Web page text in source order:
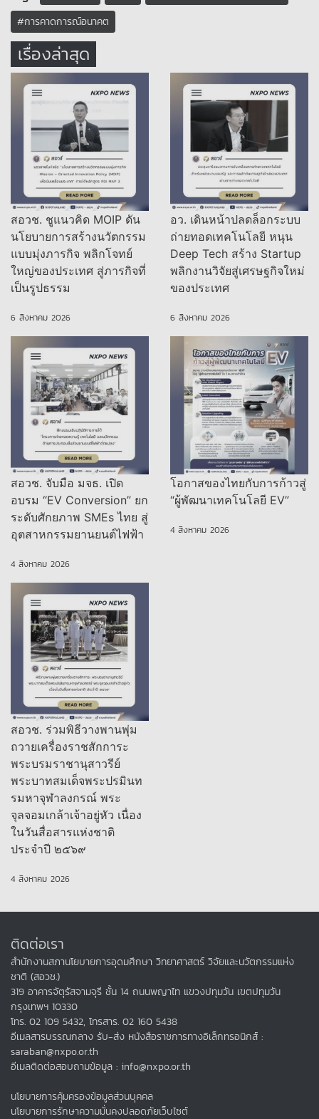
#การคาดการณ์อนาคต
เรื่องล่าสุด
สอวช. ชูแนวคิด MOIP ดัน
นโยบายการสร้างนวัตกรรม
แบบมุ่งภารกิจ พลิกโจทย์
ใหญ่ของประเทศ สู่ภารกิจที่
เป็นรูปธรรม
6 สิงหาคม 2026
อว. เดินหน้าปลดล็อกระบบ
ถ่ายทอดเทคโนโลยี หนุน
Deep Tech สร้าง Startup
พลิกงานวิจัยสู่เศรษฐกิจใหม่
ของประเทศ
6 สิงหาคม 2026
สอวช. จับมือ มจธ. เปิด
อบรม “EV Conversion” ยก
ระดับศักยภาพ SMEs ไทย สู่
อุตสาหกรรมยานยนต์ไฟฟ้า
4 สิงหาคม 2026
โอกาสของไทยกับการก้าวสู่
“ผู้พัฒนาเทคโนโลยี EV”
4 สิงหาคม 2026
สอวช. ร่วมพิธีวางพานพุ่ม
ถวายเครื่องราชสักการะ
พระบรมราชานุสาวรีย์
พระบาทสมเด็จพระปรมินท
รมหาจุฬาลงกรณ์ พระ
จุลจอมเกล้าเจ้าอยู่หัว เนื่อง
ในวันสื่อสารแห่งชาติ
ประจำปี ๒๕๖๙
4 สิงหาคม 2026
ติดต่อเรา
สำนักงานสภานโยบายการอุดมศึกษา วิทยาศาสตร์ วิจัยและนวัตกรรมแห่ง
ชาติ (สอวช.)
319 อาคารจัตุรัสจามจุรี ชั้น 14 ถนนพญาไท แขวงปทุมวัน เขตปทุมวัน
กรุงเทพฯ 10330
โทร. 02 109 5432, โทรสาร. 02 160 5438
อีเมลสารบรรณกลาง รับ-ส่ง หนังสือราชการทางอิเล็กทรอนิกส์ :
saraban@nxpo.or.th
อีเมลติดต่อสอบถามข้อมูล : info@nxpo.or.th
นโยบายการคุ้มครองข้อมูลส่วนบุคคล
นโยบายการรักษาความมั่นคงปลอดภัยเว็บไซต์